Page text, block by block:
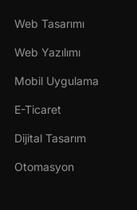
Web Tasarımı
Web Yazılımı
Mobil Uygulama
E-Ticaret
Dijital Tasarım
Otomasyon